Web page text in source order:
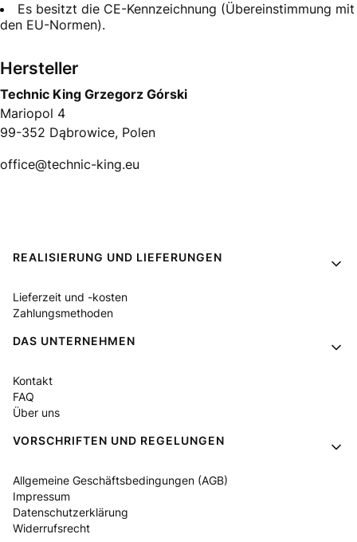
Es besitzt die CE-Kennzeichnung (Übereinstimmung mit
den EU-Normen).
Hersteller
Technic King Grzegorz Górski
Mariopol 4
99-352 Dąbrowice, Polen
office@technic-king.eu
Fußzeilenmenü
REALISIERUNG UND LIEFERUNGEN
Lieferzeit und -kosten
Zahlungsmethoden
DAS UNTERNEHMEN
Kontakt
FAQ
Über uns
VORSCHRIFTEN UND REGELUNGEN
Allgemeine Geschäftsbedingungen (AGB)
Impressum
Datenschutzerklärung
Widerrufsrecht